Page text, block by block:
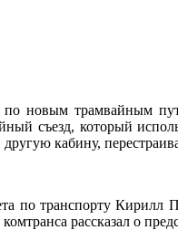
новым трамвайным
съезд, который
другую кабину,
по транспорту Кирилл
рассказал о